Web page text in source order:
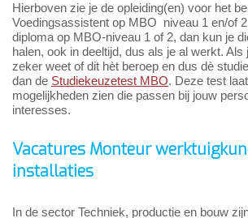
Hierboven zie je de opleiding(en) voor het
Voedingsassistent op MBO niveau 1 en/of
diploma op MBO-niveau 1 of 2, dan kun je
halen, ook in deeltijd, dus als je al werkt. Als
zeker weet of dit hèt beroep en dus dè
dan de Studiekeuzetest MBO. Deze test
mogelijkheden zien die passen bij jouw
interesses.
Vacatures Monteur
installaties
In de sector Techniek, productie en bouw